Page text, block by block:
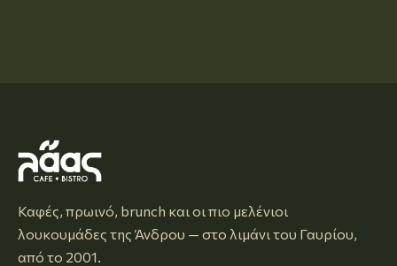
Καφές, πρωινό, brunch και οι πιο μελένιοι
λουκουμάδες της Άνδρου — στο λιμάνι του Γαυρίου,
από το 2001.